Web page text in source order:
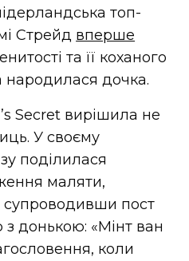
топ-
Стрейд вперше
та її коханого
народилася дочка.
Secret вирішила не
У своєму
поділилася
маляти,
супроводивши пост
донькою: «Мінт ван
коли